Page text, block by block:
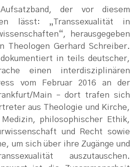
der vor diesem
lässt: „Transsexualität in
herausgegeben
Theologen Gerhard Schreiber.
in teils deutscher,
einen interdisziplinären
vom Februar 2016 an der
Main – dort trafen sich
aus Theologie und Kirche,
Medizin, philosophischer Ethik,
und Recht sowie
um sich über ihre Zugänge und
auszutauschen.